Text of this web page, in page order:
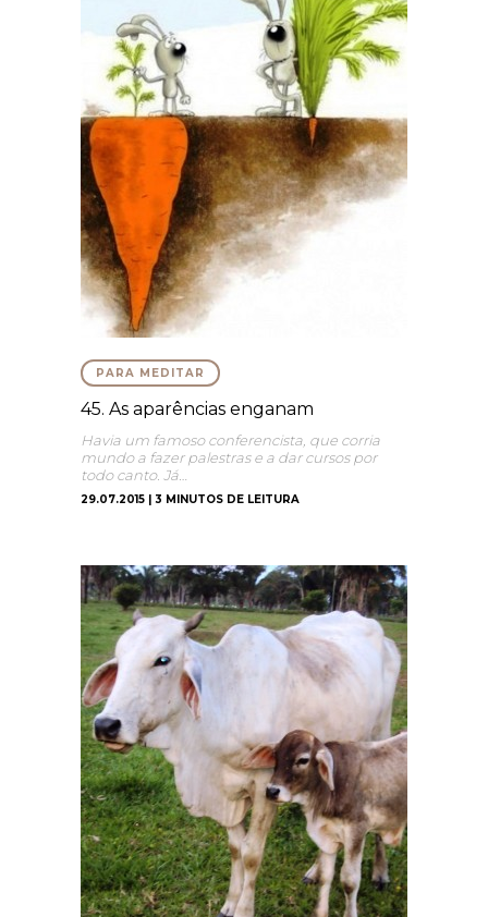
PARA MEDITAR
45. As aparências enganam
Havia um famoso conferencista, que corria
mundo a fazer palestras e a dar cursos por
todo canto. Já…
29.07.2015 | 3 MINUTOS DE LEITURA